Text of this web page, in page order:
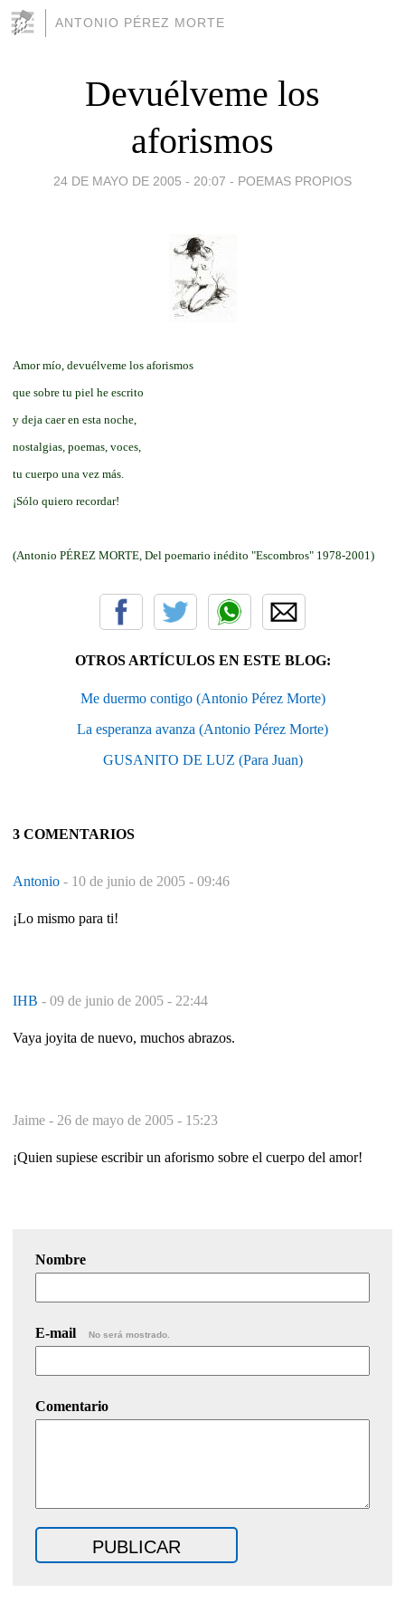
ANTONIO PÉREZ MORTE
Devuélveme los
aforismos
24 DE MAYO DE 2005 - 20:07 - POEMAS PROPIOS
Amor mío, devuélveme los aforismos
que sobre tu piel he escrito
y deja caer en esta noche,
nostalgias, poemas, voces,
tu cuerpo una vez más.
¡Sólo quiero recordar!
(Antonio PÉREZ MORTE, Del poemario inédito "Escombros" 1978-2001)
OTROS ARTÍCULOS EN ESTE BLOG:
Me duermo contigo (Antonio Pérez Morte)
La esperanza avanza (Antonio Pérez Morte)
GUSANITO DE LUZ (Para Juan)
3 COMENTARIOS
Antonio - 10 de junio de 2005 - 09:46
¡Lo mismo para ti!
IHB - 09 de junio de 2005 - 22:44
Vaya joyita de nuevo, muchos abrazos.
Jaime - 26 de mayo de 2005 - 15:23
¡Quien supiese escribir un aforismo sobre el cuerpo del amor!
Nombre
E-mail No será mostrado.
Comentario